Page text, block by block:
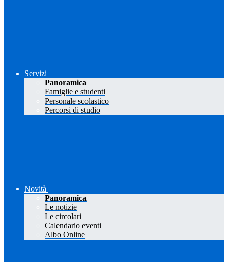
Servizi
Panoramica
Famiglie e studenti
Personale scolastico
Percorsi di studio
Novità
Panoramica
Le notizie
Le circolari
Calendario eventi
Albo Online